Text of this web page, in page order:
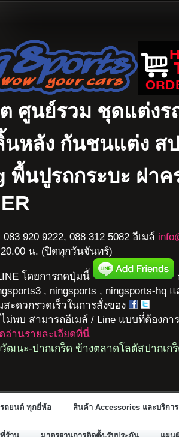
ศูนย์รวม ชุดแต่งร
หลัง กันชนแต่ง สป
พื้นปูรถกระบะ ฝาค
920 9222, 088 312 5082 อีเมล์
20.00 น. (ปิดทุกวันจันทร์)
โดยการกดปุ่มนี้
, ningsports , ningsports-hq
ะดวกรวดเร็วในการสั่งของ
พบ สามารถอีเมล์ / Line แบบที่ต้องกา
อ่านรายละเอียดที่นี่
ฒนะ-ปากเกร็ด ข้างตลาดโลตัสปากเก
ถยนต์ ทุกยี่ห้อ สินค้า Accessories และบริการ